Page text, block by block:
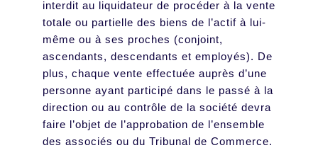
interdit au liquidateur de procéder à la vente
totale ou partielle des biens de l’actif à lui-
même ou à ses proches (conjoint,
ascendants, descendants et employés). De
plus, chaque vente effectuée auprès d’une
personne ayant participé dans le passé à la
direction ou au contrôle de la société devra
faire l’objet de l’approbation de l’ensemble
des associés ou du Tribunal de Commerce.